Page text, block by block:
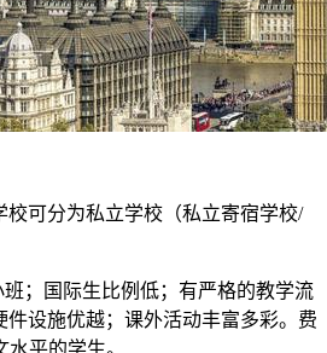
校可分为私立学校（私立寄宿学校/
班；国际生比例低；有严格的教学流
设施优越；课外活动丰富多彩。费
平的学生。